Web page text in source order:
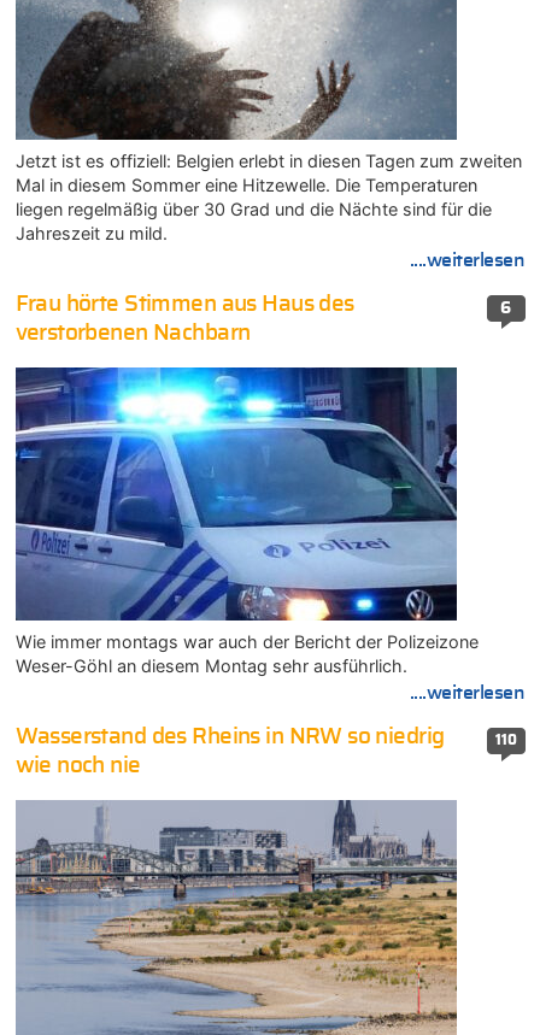
Jetzt ist es offiziell: Belgien erlebt in diesen Tagen zum zweiten
Mal in diesem Sommer eine Hitzewelle. Die Temperaturen
liegen regelmäßig über 30 Grad und die Nächte sind für die
Jahreszeit zu mild.
....weiterlesen
6
Frau hörte Stimmen aus Haus des
verstorbenen Nachbarn
Wie immer montags war auch der Bericht der Polizeizone
Weser-Göhl an diesem Montag sehr ausführlich.
....weiterlesen
110
Wasserstand des Rheins in NRW so niedrig
wie noch nie